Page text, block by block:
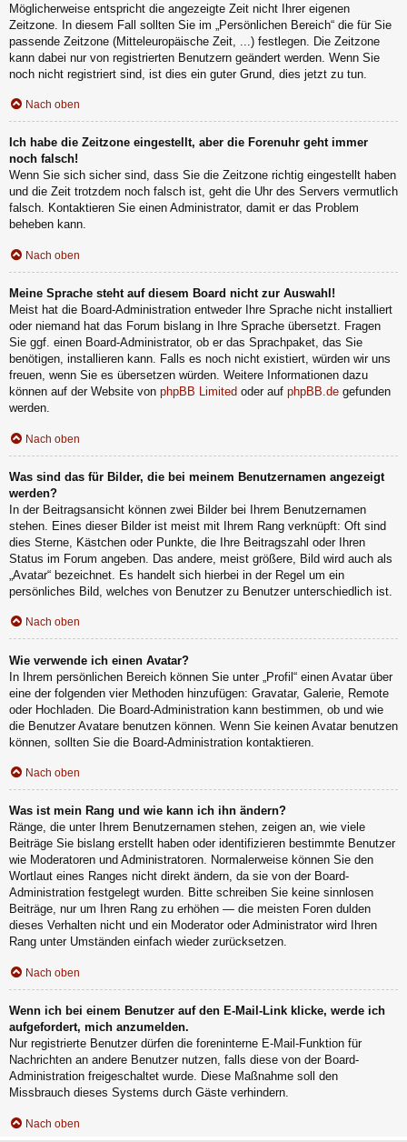
Möglicherweise entspricht die angezeigte Zeit nicht Ihrer eigenen
Zeitzone. In diesem Fall sollten Sie im „Persönlichen Bereich“ die für Sie
passende Zeitzone (Mitteleuropäische Zeit, ...) festlegen. Die Zeitzone
kann dabei nur von registrierten Benutzern geändert werden. Wenn Sie
noch nicht registriert sind, ist dies ein guter Grund, dies jetzt zu tun.
Nach oben
Ich habe die Zeitzone eingestellt, aber die Forenuhr geht immer
noch falsch!
Wenn Sie sich sicher sind, dass Sie die Zeitzone richtig eingestellt haben
und die Zeit trotzdem noch falsch ist, geht die Uhr des Servers vermutlich
falsch. Kontaktieren Sie einen Administrator, damit er das Problem
beheben kann.
Nach oben
Meine Sprache steht auf diesem Board nicht zur Auswahl!
Meist hat die Board-Administration entweder Ihre Sprache nicht installiert
oder niemand hat das Forum bislang in Ihre Sprache übersetzt. Fragen
Sie ggf. einen Board-Administrator, ob er das Sprachpaket, das Sie
benötigen, installieren kann. Falls es noch nicht existiert, würden wir uns
freuen, wenn Sie es übersetzen würden. Weitere Informationen dazu
können auf der Website von phpBB Limited oder auf phpBB.de gefunden
werden.
Nach oben
Was sind das für Bilder, die bei meinem Benutzernamen angezeigt
werden?
In der Beitragsansicht können zwei Bilder bei Ihrem Benutzernamen
stehen. Eines dieser Bilder ist meist mit Ihrem Rang verknüpft: Oft sind
dies Sterne, Kästchen oder Punkte, die Ihre Beitragszahl oder Ihren
Status im Forum angeben. Das andere, meist größere, Bild wird auch als
„Avatar“ bezeichnet. Es handelt sich hierbei in der Regel um ein
persönliches Bild, welches von Benutzer zu Benutzer unterschiedlich ist.
Nach oben
Wie verwende ich einen Avatar?
In Ihrem persönlichen Bereich können Sie unter „Profil“ einen Avatar über
eine der folgenden vier Methoden hinzufügen: Gravatar, Galerie, Remote
oder Hochladen. Die Board-Administration kann bestimmen, ob und wie
die Benutzer Avatare benutzen können. Wenn Sie keinen Avatar benutzen
können, sollten Sie die Board-Administration kontaktieren.
Nach oben
Was ist mein Rang und wie kann ich ihn ändern?
Ränge, die unter Ihrem Benutzernamen stehen, zeigen an, wie viele
Beiträge Sie bislang erstellt haben oder identifizieren bestimmte Benutzer
wie Moderatoren und Administratoren. Normalerweise können Sie den
Wortlaut eines Ranges nicht direkt ändern, da sie von der Board-
Administration festgelegt wurden. Bitte schreiben Sie keine sinnlosen
Beiträge, nur um Ihren Rang zu erhöhen — die meisten Foren dulden
dieses Verhalten nicht und ein Moderator oder Administrator wird Ihren
Rang unter Umständen einfach wieder zurücksetzen.
Nach oben
Wenn ich bei einem Benutzer auf den E-Mail-Link klicke, werde ich
aufgefordert, mich anzumelden.
Nur registrierte Benutzer dürfen die foreninterne E-Mail-Funktion für
Nachrichten an andere Benutzer nutzen, falls diese von der Board-
Administration freigeschaltet wurde. Diese Maßnahme soll den
Missbrauch dieses Systems durch Gäste verhindern.
Nach oben